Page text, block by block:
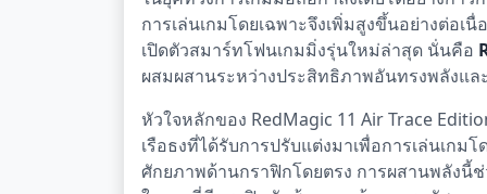
การเล่นเกมโดยเฉพาะจึงเพิ่มสูงขึ้นอย่างต่อเ
เปิดตัวสมาร์ทโฟนเกมมิ่งรุ่นใหม่ล่าสุด นั่นคือ
ผสมผสานระหว่างประสิทธิภาพอันทรงพลังแ
หัวใจหลักของ RedMagic 11 Air Trace
เรือธงที่ได้รับการปรับแต่งมาเพื่อการเล่นเก
ศักยภาพด้านกราฟิกโดยตรง การผสานพลังนี้